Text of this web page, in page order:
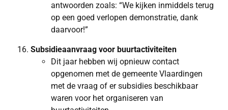
antwoorden zoals: “We kijken inmiddels terug
op een goed verlopen demonstratie, dank
daarvoor!”
Subsidieaanvraag voor buurtactiviteiten
Dit jaar hebben wij opnieuw contact
opgenomen met de gemeente Vlaardingen
met de vraag of er subsidies beschikbaar
waren voor het organiseren van